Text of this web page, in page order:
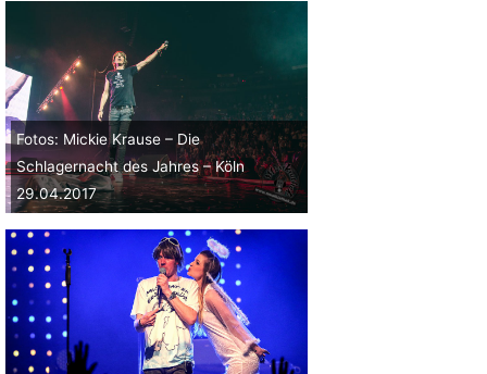
Fotos: Mickie Krause – Die
Schlagernacht des Jahres – Köln
29.04.2017